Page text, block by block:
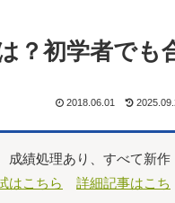
？初学者でも
2018.06.01
成績処理あり、すべて新作
はこちら
詳細記事はこち